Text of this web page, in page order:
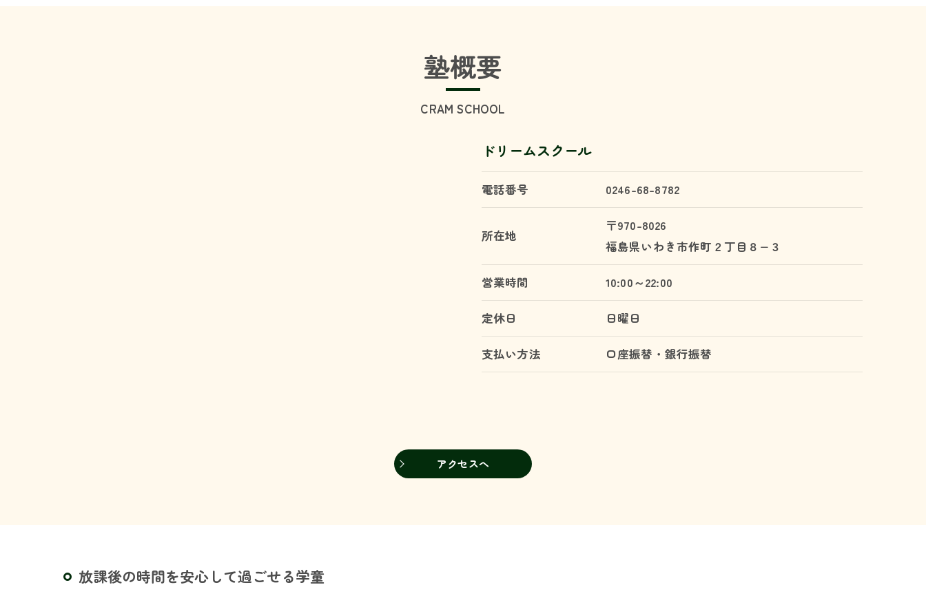
塾概要
CRAM SCHOOL
ドリームスクール
電話番号 0246-68-8782
所在地
〒970-8026
福島県いわき市作町２丁目８−３
営業時間 10:00～22:00
定休日 日曜日
支払い方法 口座振替・銀行振替
アクセスへ
放課後の時間を安心して過ごせる学童